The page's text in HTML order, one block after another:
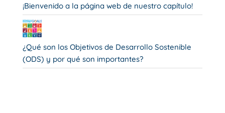
¡Bienvenido a la página web de nuestro capítulo!
¿Qué son los Objetivos de Desarrollo Sostenible
(ODS) y por qué son importantes?